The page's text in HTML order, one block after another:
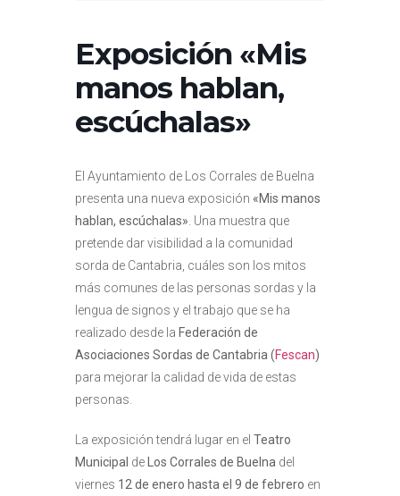
Exposición «Mis
manos hablan,
escúchalas»
El Ayuntamiento de Los Corrales de Buelna
presenta una nueva exposición «Mis manos
hablan, escúchalas». Una muestra que
pretende dar visibilidad a la comunidad
sorda de Cantabria, cuáles son los mitos
más comunes de las personas sordas y la
lengua de signos y el trabajo que se ha
realizado desde la Federación de
Asociaciones Sordas de Cantabria (Fescan)
para mejorar la calidad de vida de estas
personas.
La exposición tendrá lugar en el Teatro
Municipal de Los Corrales de Buelna del
viernes 12 de enero hasta el 9 de febrero en